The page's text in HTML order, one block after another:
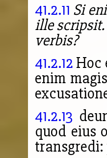
41.2.11 Si
ille
verbis?
41.2.12 Hoc
enim
41.2.13
quod eius